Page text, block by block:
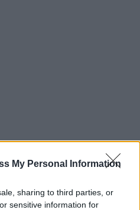
My Personal Information
sharing to third parties, or
sensitive information for